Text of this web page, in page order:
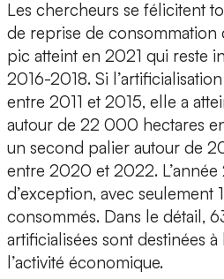
Les chercheurs se félicitent
de reprise de consommation
pic atteint en 2021 qui reste
2016-2018. Si
entre 2011 et 2015, elle a
autour de 22 000 hectares
un second palier autour de
entre 2020 et 2022. L’année
d’exception, avec seulement
consommés. Dans le détail,
artificialisées sont destinées à
l’activité économique.